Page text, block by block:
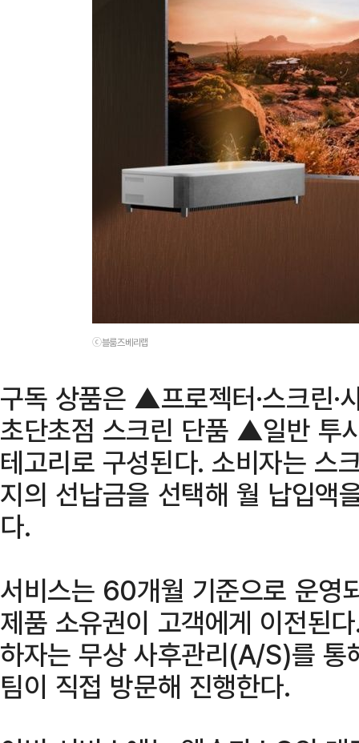
ⓒ블룸즈베리랩
구독 상품은 ▲프로젝터·스크린
초단초점 스크린 단품 ▲일반 투
테고리로 구성된다. 소비자는
지의 선납금을 선택해 월 납입액
다.
서비스는 60개월 기준으로 운영
제품 소유권이 고객에게 이전된
하자는 무상 사후관리(A/S)를 통
팀이 직접 방문해 진행한다.